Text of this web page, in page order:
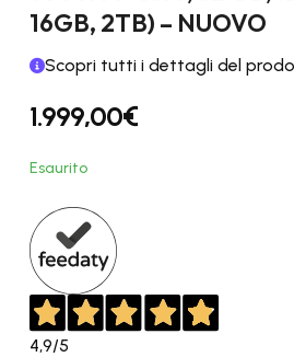
16GB, 2TB) – NUOVO
Scopri tutti i dettagli del
1.999,00€
Esaurito
4,9/5